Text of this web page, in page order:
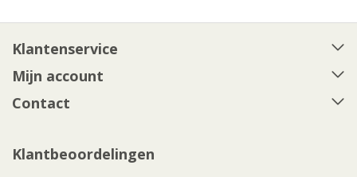
Klantenservice
Mijn account
Contact
Klantbeoordelingen